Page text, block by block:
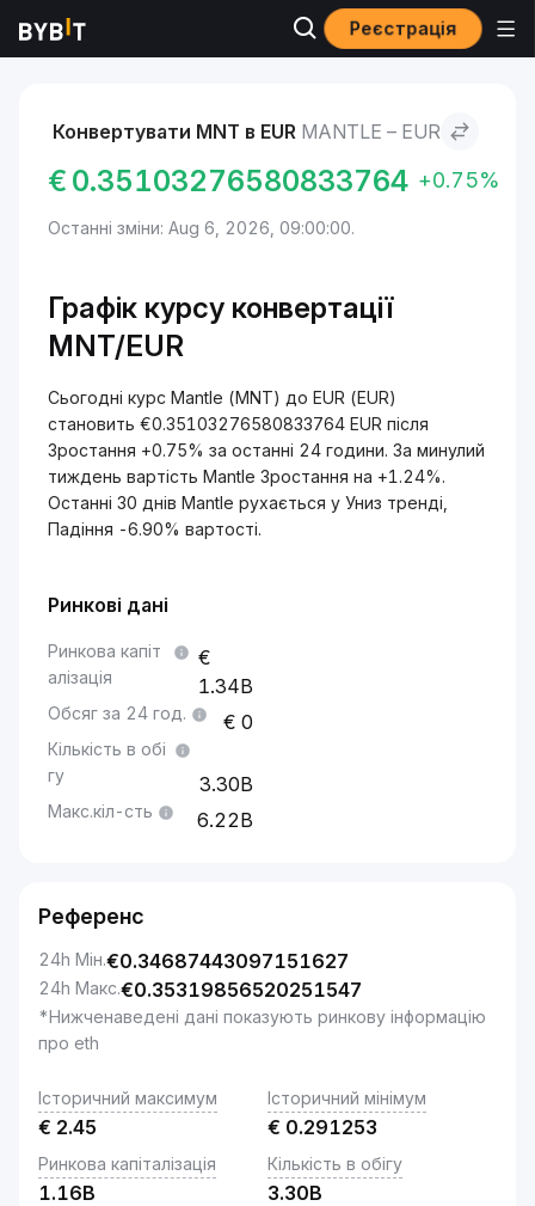
Реєстрація
Ринки Mantle to EUR
Конвертувати MNT в EUR MANTLE – EUR
€ 0.35103276580833764 +0.75%
Останні зміни: Aug 6, 2026, 09:00:00.
Графік курсу конвертації
MNT/EUR
Сьогодні курс Mantle (MNT) до EUR (EUR)
становить €0.35103276580833764 EUR після
Зростання +0.75% за останні 24 години. За минулий
тиждень вартість Mantle Зростання на +1.24%.
Останні 30 днів Mantle рухається у Униз тренді,
Падіння -6.90% вартості.
Ринкові дані
Ринкова капіт
алізація
1.34B
Обсяг за 24 год. 0
Кількість в обі
гу
3.30B
Макс.кіл-сть 6.22B
Референс
24h Мін.€0.34687443097151627
24h Макс.€0.35319856520251547
*Нижченаведені дані показують ринкову інформацію
про eth
Історичний максимум
€ 2.45
Історичний мінімум
€ 0.291253
Ринкова капіталізація
1.16B
Кількість в обігу
3.30B